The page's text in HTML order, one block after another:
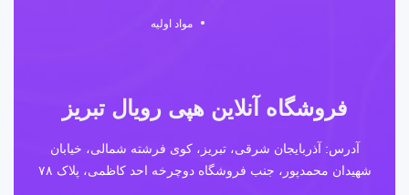
مواد اولیه
فروشگاه آنلاین هپی رویال تبریز
آدرس: آذربایجان شرقی، تبریز، کوی فرشته شمالی، خیابان
شهیدان محمدپور، جنب فروشگاه دوچرخه احد کاظمی، پلاک ۷۸